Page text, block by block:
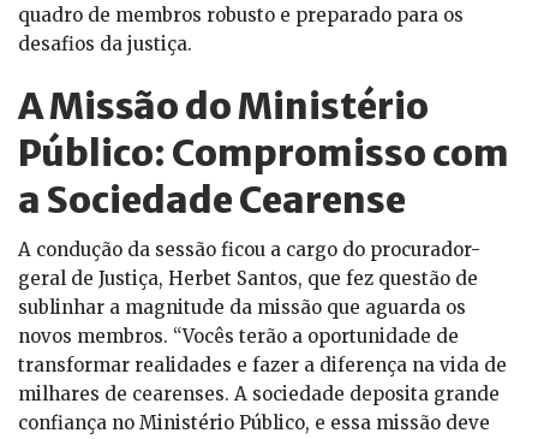
quadro de membros robusto e preparado para os
desafios da justiça.
A Missão do Ministério
Público: Compromisso com
a Sociedade Cearense
A condução da sessão ficou a cargo do procurador-
geral de Justiça, Herbet Santos, que fez questão de
sublinhar a magnitude da missão que aguarda os
novos membros. “Vocês terão a oportunidade de
transformar realidades e fazer a diferença na vida de
milhares de cearenses. A sociedade deposita grande
confiança no Ministério Público, e essa missão deve